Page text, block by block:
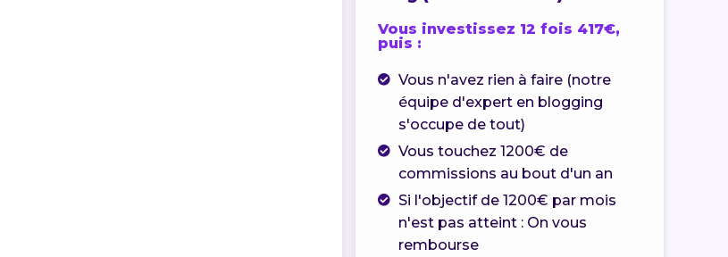
Vous investissez 12 fois 417€,
puis :
Vous n'avez rien à faire (notre
équipe d'expert en blogging
s'occupe de tout)
Vous touchez 1200€ de
commissions au bout d'un an
Si l'objectif de 1200€ par mois
n'est pas atteint : On vous
rembourse